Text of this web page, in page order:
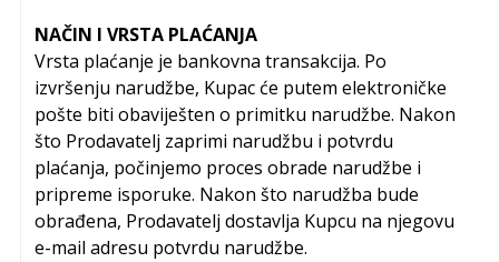
NAČIN I VRSTA PLAĆANJA
Vrsta plaćanje je bankovna transakcija. Po
izvršenju narudžbe, Kupac će putem elektroničke
pošte biti obaviješten o primitku narudžbe. Nakon
što Prodavatelj zaprimi narudžbu i potvrdu
plaćanja, počinjemo proces obrade narudžbe i
pripreme isporuke. Nakon što narudžba bude
obrađena, Prodavatelj dostavlja Kupcu na njegovu
e-mail adresu potvrdu narudžbe.